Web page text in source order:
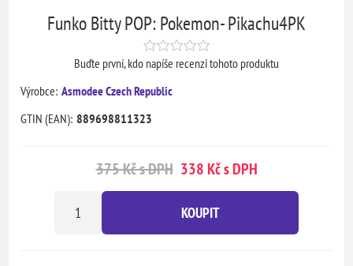
Funko Bitty POP: Pokemon- Pikachu4PK
Buďte první, kdo napíše recenzi tohoto produktu
Výrobce: Asmodee Czech Republic
GTIN (EAN): 889698811323
375 Kč s DPH 338 Kč s DPH
KOUPIT